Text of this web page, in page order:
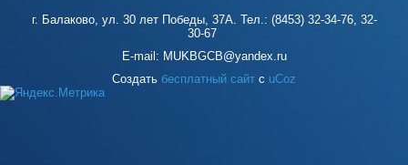
г. Балаково, ул. 30 лет Победы, 37А. Тел.: (8453) 32-34-76, 32-
30-67
E-mail: MUKBGCB@yandex.ru
Создать бесплатный сайт с uCoz